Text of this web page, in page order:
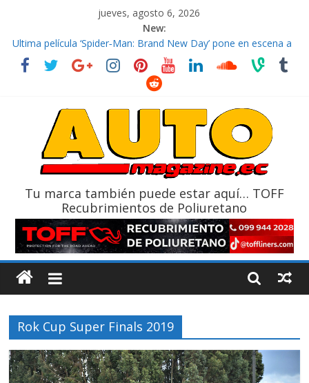
jueves, agosto 6, 2026
New:
El costo de tener un vehículo gana protagonismo a la hora de
decidir
Ultima película ‘Spider‑Man: Brand New Day’ pone en escena a
La Vuelta al Ecuador 2026, edición 47ª, recorre 7 provincias en 8
La FEDAK recibe 12 Sinotruk Bolden para cubrir las rutas de La
Tu marca también puede estar aquí… TOFF
Recubrimientos de Poliuretano
Rok Cup Super Finals 2019